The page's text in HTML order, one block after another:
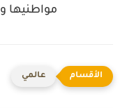
مواطنيها
عالمي